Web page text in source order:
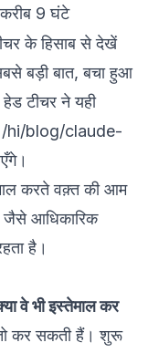
करीब 9 घंटे
के हिसाब से देखें
बड़ी बात, बचा हुआ
टीचर ने यही
/hi/blog/claude-
करते वक़्त की आम
जैसे आधिकारिक
है।
वे भी इस्तेमाल कर
कर सकती हैं। शुरू